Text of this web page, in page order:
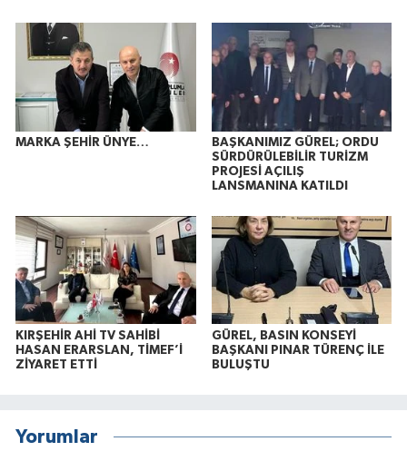
MARKA ŞEHİR ÜNYE…
BAŞKANIMIZ GÜREL; ORDU
SÜRDÜRÜLEBİLİR TURİZM
PROJESİ AÇILIŞ
LANSMANINA KATILDI
KIRŞEHİR AHİ TV SAHİBİ
HASAN ERARSLAN, TİMEF’İ
ZİYARET ETTİ
GÜREL, BASIN KONSEYİ
BAŞKANI PINAR TÜRENÇ İLE
BULUŞTU
Yorumlar